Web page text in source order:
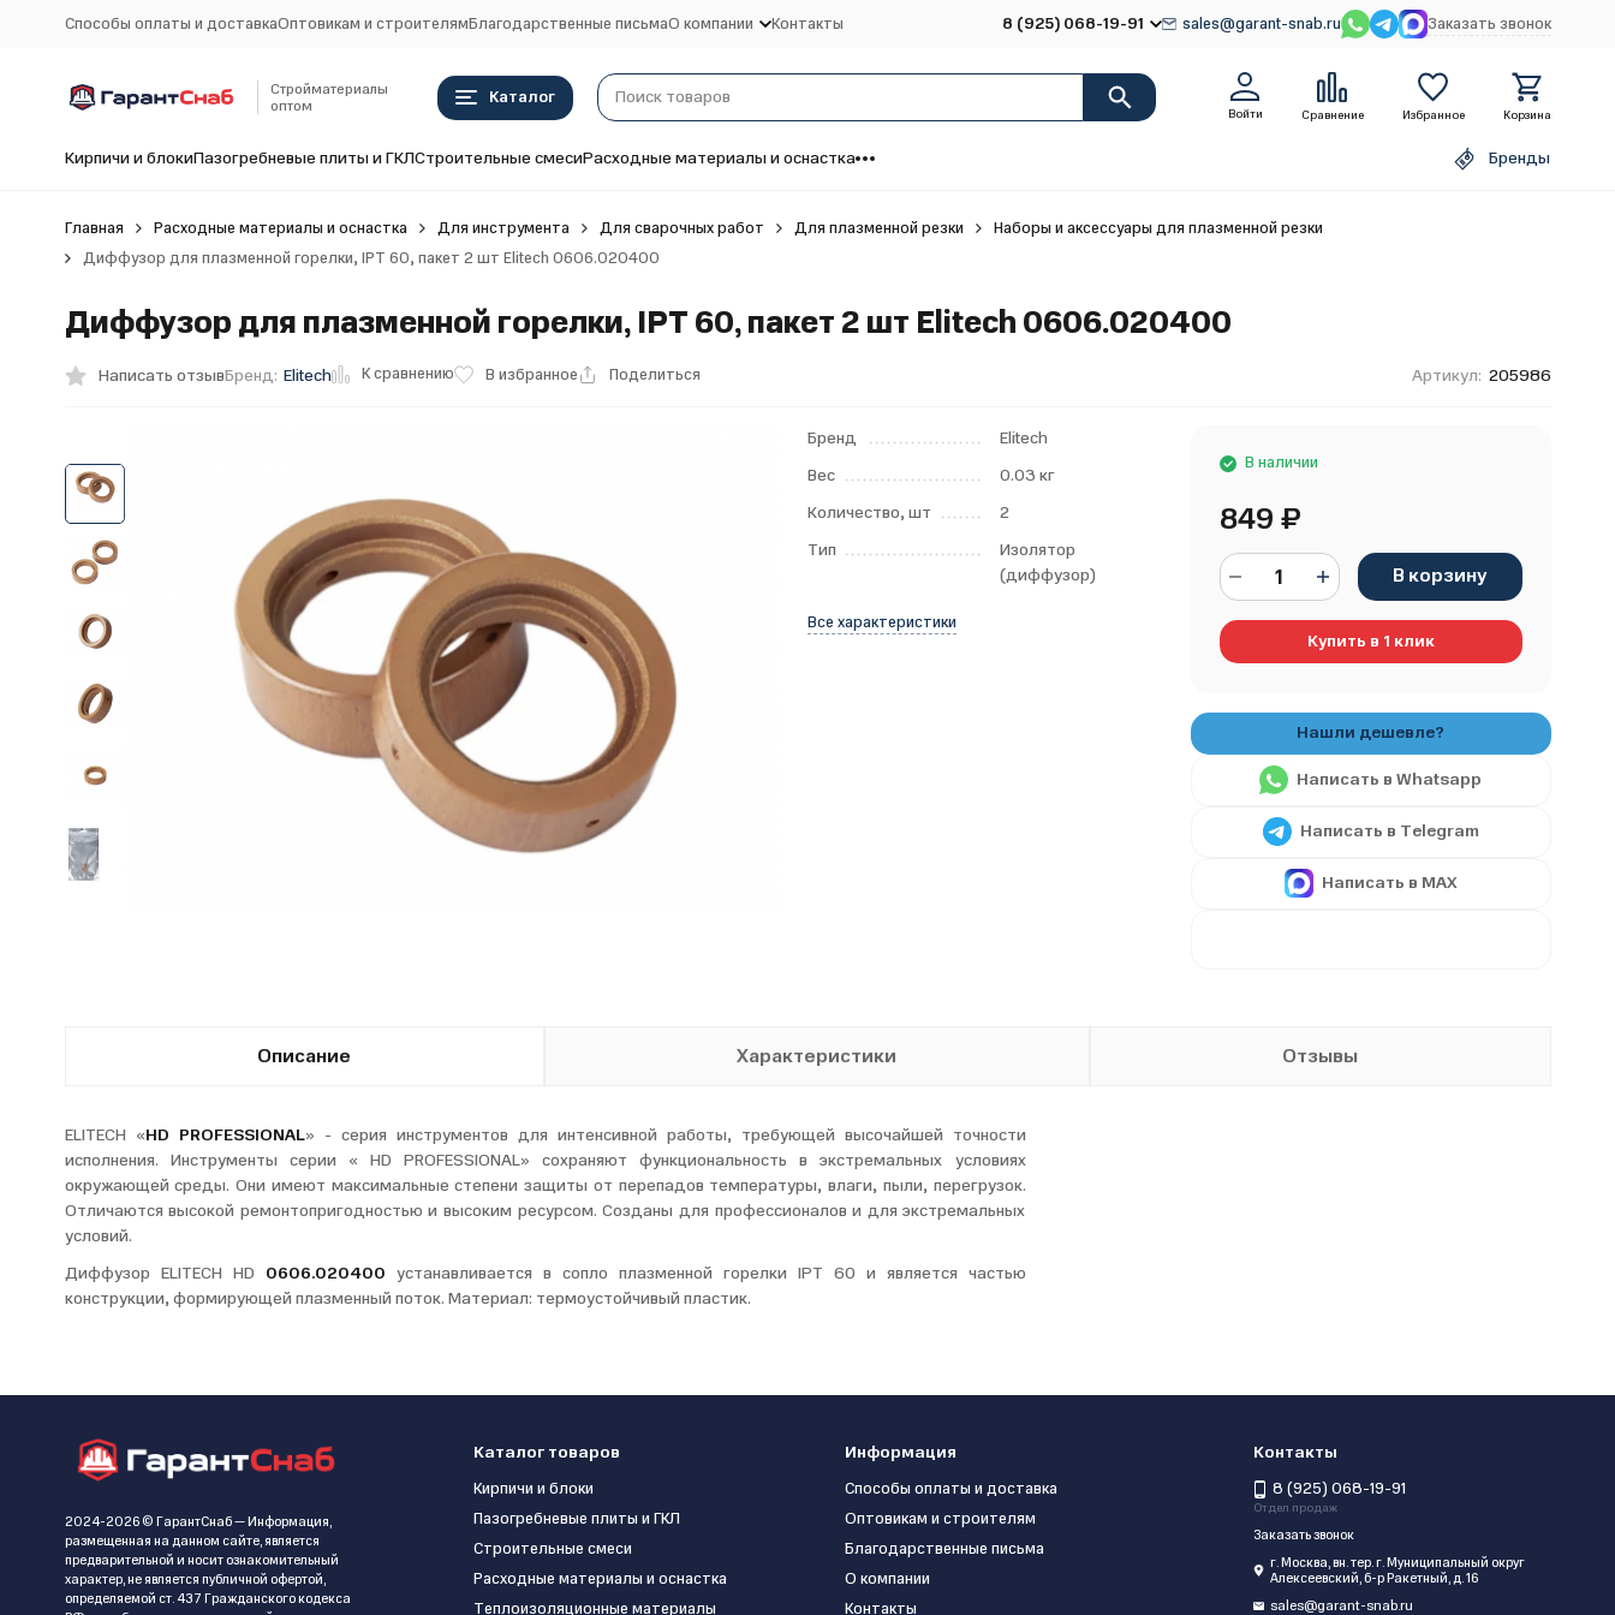
Способы оплаты и доставкаОптовикам и строителямБлагодарственные письмаО компании Контакты 8 (925) 068-19-91 sales@garant-snab.ru Заказать звонок
Стройматериалы
оптом
Каталог
Войти Сравнение Избранное Корзина
Кирпичи и блокиПазогребневые плиты и ГКЛСтроительные смесиРасходные материалы и оснастка Бренды
Главная Расходные материалы и оснастка Для инструмента Для сварочных работ Для плазменной резки
Наборы и аксессуары для плазменной резки
Диффузор для плазменной горелки, IPT 60, пакет 2 шт Elitech 0606.020400
Диффузор для плазменной горелки, IPT 60, пакет 2 шт Elitech 0606.020400
Написать отзывБренд: Elitech К сравнению В избранное Поделиться Артикул: 205986
Бренд
Elitech
Вес
0.03 кг
Количество, шт
2
Тип
Изолятор
(диффузор)
Все характеристики
В наличии
849 ₽
В корзину
Купить в 1 клик
Написать в Whatsapp
Написать в Telegram
Написать в MAX
Описание Характеристики Отзывы
ELITECH «HD PROFESSIONAL» - серия инструментов для интенсивной работы, требующей высочайшей точности
исполнения. Инструменты серии « HD PROFESSIONAL» сохраняют функциональность в экстремальных условиях
окружающей среды. Они имеют максимальные степени защиты от перепадов температуры, влаги, пыли, перегрузок.
Отличаются высокой ремонтопригодностью и высоким ресурсом. Созданы для профессионалов и для экстремальных
условий.
Диффузор ELITECH HD 0606.020400 устанавливается в сопло плазменной горелки IPT 60 и является частью
конструкции, формирующей плазменный поток. Материал: термоустойчивый пластик.
2024-2026 © ГарантСнаб — Информация,
размещенная на данном сайте, является
предварительной и носит ознакомительный
характер, не является публичной офертой,
определяемой ст. 437 Гражданского кодекса
Каталог товаров
Кирпичи и блоки
Пазогребневые плиты и ГКЛ
Строительные смеси
Расходные материалы и оснастка
Теплоизоляционные материалы
Информация
Способы оплаты и доставка
Оптовикам и строителям
Благодарственные письма
О компании
Контакты
Контакты
8 (925) 068-19-91
Отдел продаж
Заказать звонок
г. Москва, вн. тер. г. Муниципальный округ
Алексеевский, б-р Ракетный, д. 16
sales@garant-snab.ru